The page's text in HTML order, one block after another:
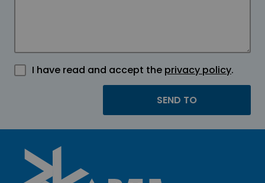
I have read and accept the privacy policy.